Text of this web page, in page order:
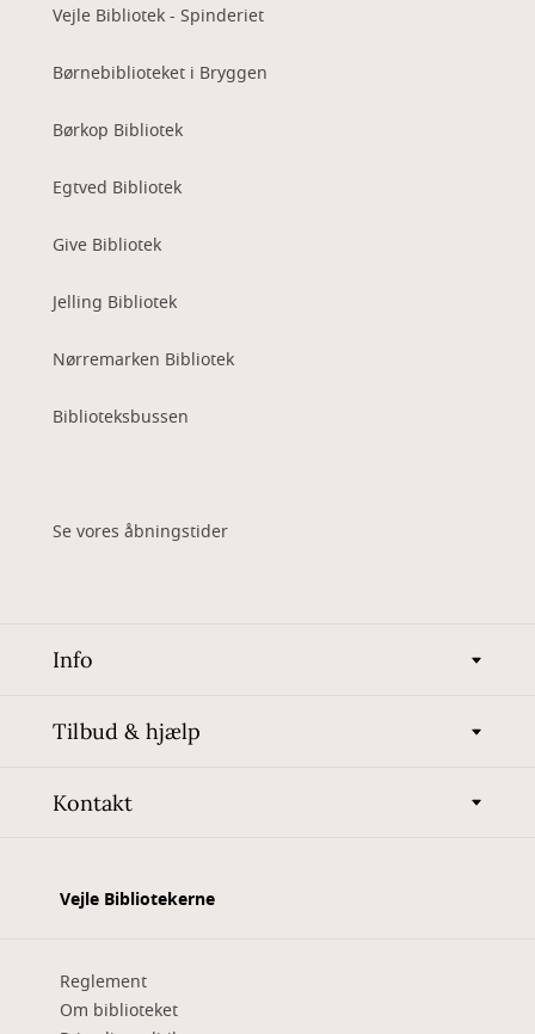
Vejle Bibliotek - Spinderiet
Børnebiblioteket i Bryggen
Børkop Bibliotek
Egtved Bibliotek
Give Bibliotek
Jelling Bibliotek
Nørremarken Bibliotek
Biblioteksbussen
Se vores åbningstider
Info
Tilbud & hjælp
Kontakt
Vejle Bibliotekerne
Reglement
Om biblioteket